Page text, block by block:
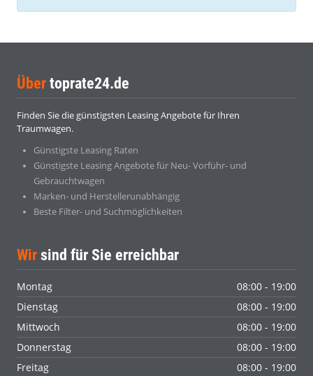
Über toprate24.de
Finden Sie die günstigsten Leasing Angebote für Ihren
Traumwagen.
Günstigste Leasing Raten
Günstigste Leasing Angebote für Neu- Vorführ- und
Gebrauchtwagen
Marken- und Herstellerunabhängig
Beste Filter- und Suchmöglichkeiten
Wir sind für Sie erreichbar
Montag
08:00 - 19:00
Dienstag
08:00 - 19:00
Mittwoch
08:00 - 19:00
Donnerstag
08:00 - 19:00
Freitag
08:00 - 19:00